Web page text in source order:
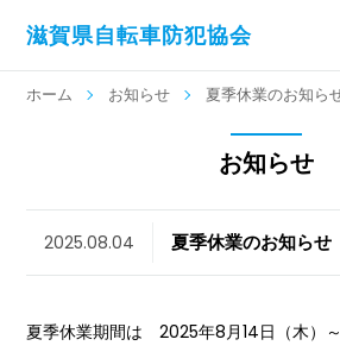
滋賀県自転車防犯協会
ホーム お知らせ 夏季休業のお知ら
お知らせ
2025.08.04 夏季休業のお知らせ
夏季休業期間は 2025年8月14日（木）